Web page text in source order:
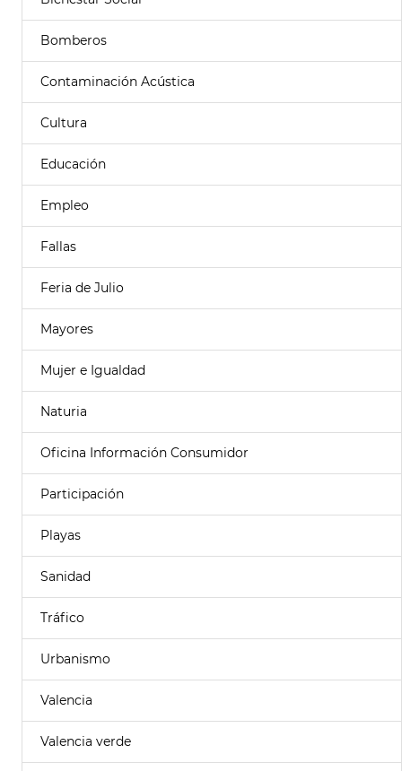
Bomberos
Contaminación Acústica
Cultura
Educación
Empleo
Fallas
Feria de Julio
Mayores
Mujer e Igualdad
Naturia
Oficina Información Consumidor
Participación
Playas
Sanidad
Tráfico
Urbanismo
Valencia
Valencia verde